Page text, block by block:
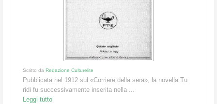
Scritto da Redazione Culturelite
Pubblicata nel 1912 sul «Corriere della sera», la novella Tu
ridi fu successivamente inserita nella ...
Leggi tutto